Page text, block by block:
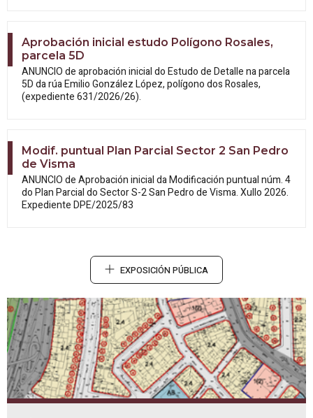
Aprobación inicial estudo Polígono Rosales,
parcela 5D
ANUNCIO de aprobación inicial do Estudode Detalle na parcela
5D da rúa Emilio González López, polígono dos Rosales,
(expediente 631/2026/26).
Modif. puntual Plan Parcial Sector 2 San Pedro
de Visma
ANUNCIO de Aprobación inicial daModificación puntual núm. 4
do Plan Parcial do Sector S-2 San Pedro de Visma. Xullo 2026.
Expediente DPE/2025/83
EXPOSICIÓN PÚBLICA